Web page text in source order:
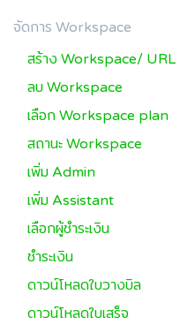
จัดการ Workspace
สร้าง Workspace/ URL
ลบ Workspace
เลือก Workspace plan
สถานะ Workspace
เพิ่ม Admin
เพิ่ม Assistant
เลือกผู้ชำระเงิน
ชำระเงิน
ดาวน์โหลดใบวางบิล
ดาวน์โหลดใบเสร็จ